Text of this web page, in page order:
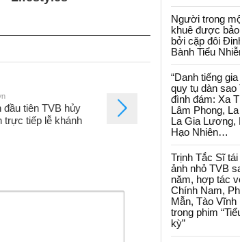
đầu tiên TVB hủy
trực tiếp lễ khánh
Người trong
khuê được
bởi cặp đôi
Bành Tiểu
“Danh tiếng gia
quy tụ dàn sao
đình đám: Xa
Lâm Phong,
La Gia Lương,
Hạo Nhiên…
Trịnh Tắc Sĩ
ảnh nhỏ TVB
năm, hợp tác
Chính Nam,
Mẫn, Tào
trong phim
kỳ”